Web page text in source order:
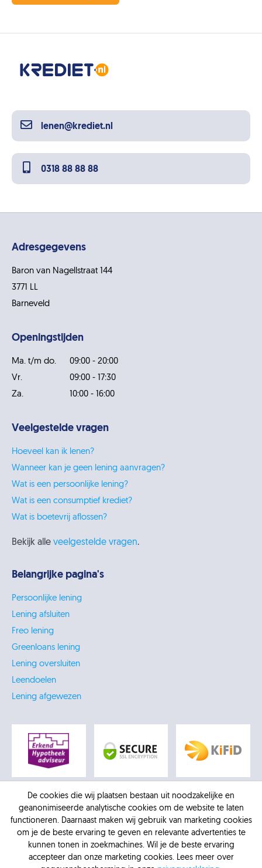
lenen@krediet.nl
0318 88 88 88
Adresgegevens
Baron van Nagellstraat 144
3771 LL
Barneveld
Openingstijden
Ma. t/m do.
09:00 - 20:00
Vr.
09:00 - 17:30
Za.
10:00 - 16:00
Veelgestelde vragen
Hoeveel kan ik lenen?
Wanneer kan je geen lening aanvragen?
Wat is een persoonlijke lening?
Wat is een consumptief krediet?
Wat is boetevrij aflossen?
Bekijk alle veelgestelde vragen.
Belangrijke pagina's
Persoonlijke lening
Lening afsluiten
Freo lening
Greenloans lening
Lening oversluiten
Leendoelen
Lening afgewezen
De cookies die wij plaatsen bestaan uit noodzakelijke en
geanonimiseerde analytische cookies om de website te laten
functioneren. Daarnaast maken wij gebruik van marketing cookies
om je de beste ervaring te geven en relevante advertenties te
kunnen tonen in zoekmachines. Wil je de beste ervaring
accepteer dan onze marketing cookies. Lees meer over